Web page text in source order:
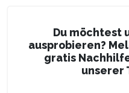
Du möchtest
ausprobieren?
gratis
unserer